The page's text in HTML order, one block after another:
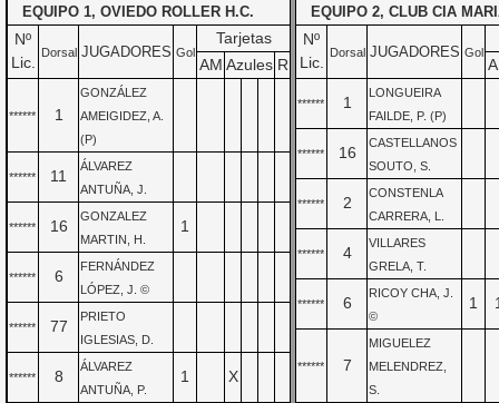
EQUIPO 1, OVIEDO ROLLER H.C.
Nº
Lic.
Dorsal JUGADORES Gol
Tarjetas
AM Azules R
****** 1
GONZÁLEZ
AMEIGIDEZ, A.
(P)
****** 11
ÁLVAREZ
ANTUÑA, J.
****** 16
GONZALEZ
MARTIN, H.
1
****** 6
FERNÁNDEZ
LÓPEZ, J. ©
****** 77
PRIETO
IGLESIAS, D.
****** 8
ÁLVAREZ
ANTUÑA, P.
1 X
EQUIPO 2, CLUB CIA
Nº
Lic.
Dorsal JUGADORES Gol
****** 1
LONGUEIRA
FAILDE, P. (P)
****** 16
CASTELLANOS
SOUTO, S.
****** 2
CONSTENLA
CARRERA, L.
****** 4
VILLARES
GRELA, T.
****** 6
RICOY CHA, J.
©
1
****** 7
MIGUELEZ
MELENDREZ,
S.